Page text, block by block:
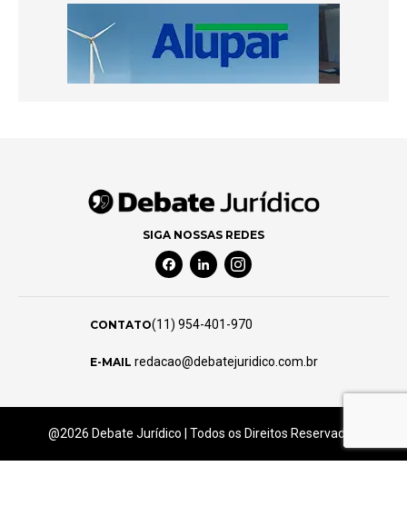
SIGA NOSSAS REDES
Facebook Social Media
Linkedin Social Media
Instagram Social Media
CONTATO(11) 954-401-970
E-MAIL redacao@debatejuridico.com.br
@2026 Debate Jurídico | Todos os Direitos Reservados